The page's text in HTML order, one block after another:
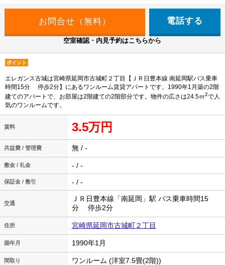
電話する
空室確認・内見予約はこちらから
ポイント
エレガンス古城は宮崎県延岡市古城町２丁目【ＪＲ日豊本線 南延岡駅バス乗車
時間15分 停歩2分】にあるワンルーム賃貸アパートです。1990年1月築の2階
建てのアパートで、お部屋は2階建ての2階部分です。物件の広さは24.5ｍ2で人
気のワンルームです。
賃料 3.5万円
共益費 / 管理費 無 / -
敷金 / 礼金 - / -
保証金 / 敷引 - / -
交通
ＪＲ日豊本線「南延岡」駅 バス乗車時間15
分 停歩2分
住所 宮崎県延岡市古城町２丁目
築年月 1990年1月
間取り ワンルーム (洋室7.5畳(2階))